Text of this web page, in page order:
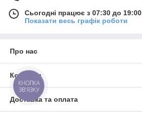
Сьогодні працює з 07:30 до 19:00
Показати весь графік роботи
Про нас
Контакти
Доставка та оплата
КНОПКА
ЗВ'ЯЗКУ